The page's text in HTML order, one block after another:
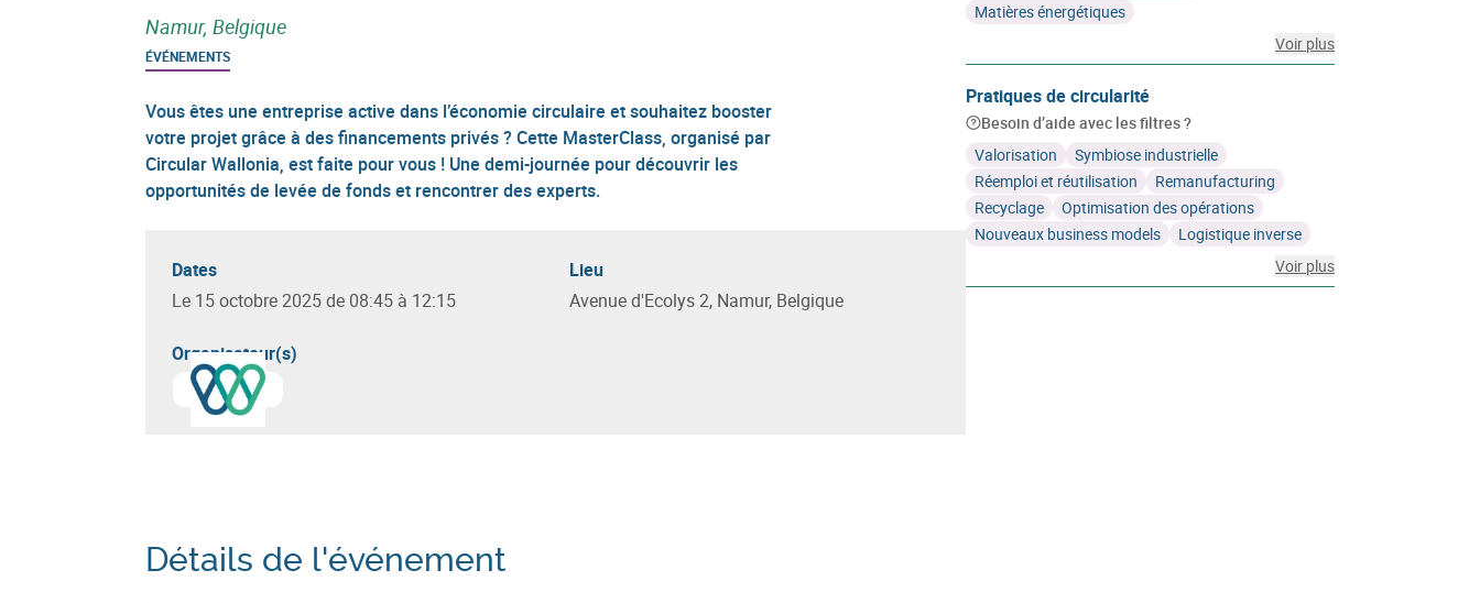
Namur, Belgique
ÉVÉNEMENTS
Vous êtes une entreprise active dans l’économie circulaire et souhaitez booster
votre projet grâce à des financements privés ? Cette MasterClass, organisé par
Circular Wallonia, est faite pour vous ! Une demi-journée pour découvrir les
opportunités de levée de fonds et rencontrer des experts.
Dates
Le 15 octobre 2025 de 08:45 à 12:15
Lieu
Avenue d'Ecolys 2, Namur, Belgique
Organisateur(s)
En savoir plus sur
Matières énergétiques
Voir plus
Pratiques de circularité
Besoin d’aide avec les filtres ?
Valorisation
Symbiose industrielle
Réemploi et réutilisation
Remanufacturing
Recyclage
Optimisation des opérations
Nouveaux business models
Logistique inverse
Voir plus
Détails de l'événement